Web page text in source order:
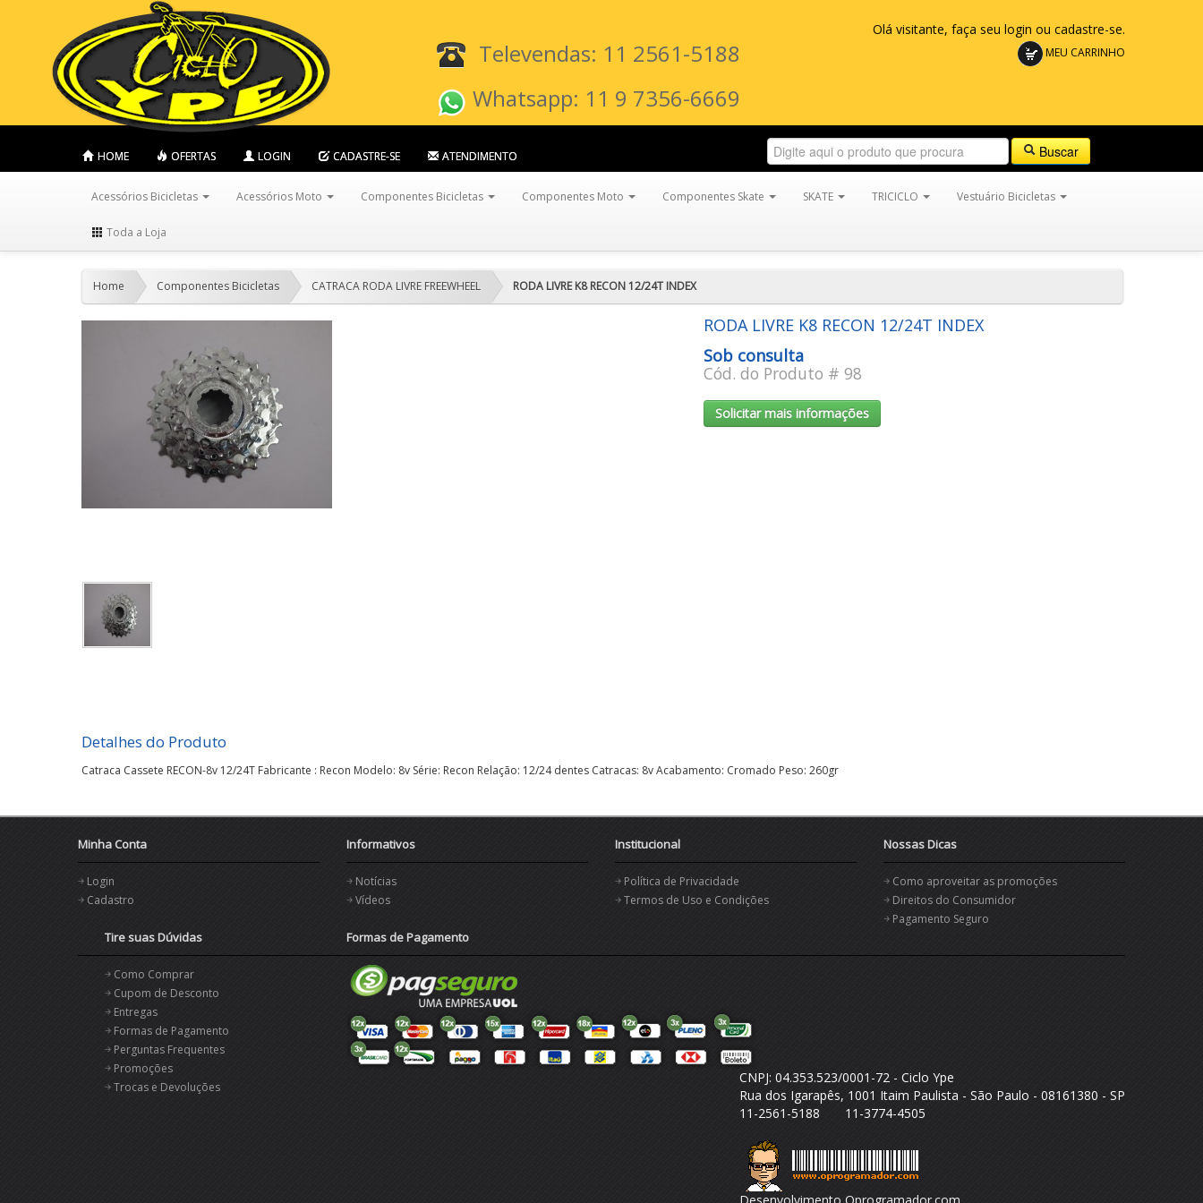
Televendas: 11 2561-5188
Whatsapp: 11 9 7356-6669
Olá visitante, faça seu login ou cadastre-se.
MEU CARRINHO
HOME OFERTAS LOGIN CADASTRE-SE ATENDIMENTO Buscar
Acessórios Bicicletas Acessórios Moto Componentes Bicicletas Componentes Moto Componentes Skate SKATE TRICICLO Vestuário Bicicletas
Toda a Loja
Home Componentes Bicicletas CATRACA RODA LIVRE FREEWHEEL RODA LIVRE K8 RECON 12/24T INDEX
RODA LIVRE K8 RECON 12/24T INDEX
Sob consulta
Cód. do Produto # 98
Solicitar mais informações
Detalhes do Produto
Catraca Cassete RECON-8v 12/24T Fabricante : Recon Modelo: 8v Série: Recon Relação: 12/24 dentes Catracas: 8v Acabamento: Cromado Peso: 260gr
Minha Conta
Login
Cadastro
Informativos
Notícias
Vídeos
Institucional
Política de Privacidade
Termos de Uso e Condições
Nossas Dicas
Como aproveitar as promoções
Direitos do Consumidor
Pagamento Seguro
Tire suas Dúvidas
Como Comprar
Cupom de Desconto
Entregas
Formas de Pagamento
Perguntas Frequentes
Promoções
Trocas e Devoluções
Formas de Pagamento
CNPJ: 04.353.523/0001-72 - Ciclo Ype
Rua dos Igarapês, 1001 Itaim Paulista - São Paulo - 08161380 - SP
11-2561-5188 11-3774-4505